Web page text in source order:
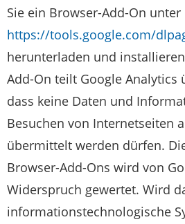
Sie ein Browser-Add-On
https://tools.google.com/
herunterladen und
Add-On teilt Google Analytics
dass keine Daten und
Besuchen von Internetseiten
übermittelt werden dürfen.
Browser-Add-Ons wird von
Widerspruch gewertet. Wird
informationstechnologische